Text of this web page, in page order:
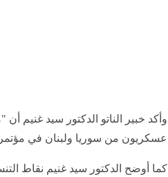
وأكد خبير الناتو الدكتور سيد غنيم أن
عسكريون من سوريا ولبنان في مؤتمر
كما أوضح الدكتور سيد غنيم نقاط